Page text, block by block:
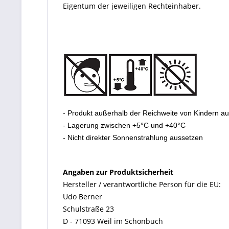
Eigentum der jeweiligen Rechteinhaber.
- Produkt außerhalb der Reichweite von Kindern
- Lagerung zwischen +5°C und +40°C
- Nicht direkter Sonnenstrahlung aussetzen
Angaben zur Produktsicherheit
Hersteller / verantwortliche Person für die EU:
Udo Berner
Schulstraße 23
D - 71093 Weil im Schönbuch